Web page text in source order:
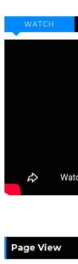
WATCH
Page View